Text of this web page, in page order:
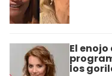
El
los